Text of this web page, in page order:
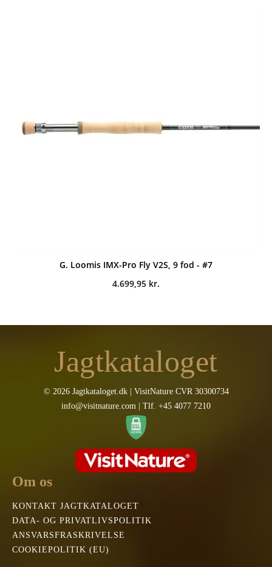
G. Loomis IMX-Pro Fly V2S, 9 fod - #7
4.699,95 kr.
Jagtkataloget
© 2026 Jagtkataloget.dk | VisitNature CVR 30300734
info@visitnature.com | Tlf. +45 4077 7210
Om os
KONTAKT JAGTKATALOGET
DATA- OG PRIVATLIVSPOLITIK
ANSVARSFRASKRIVELSE
COOKIEPOLITIK (EU)